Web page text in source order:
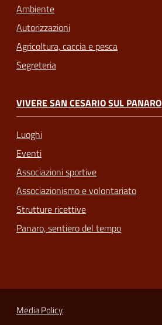
Ambiente
Autorizzazioni
Agricoltura, caccia e pesca
Segreteria
VIVERE SAN CESARIO SUL PANARO
Luoghi
Eventi
Associazioni sportive
Associazionismo e volontariato
Strutture ricettive
Panaro, sentiero del tempo
Media Policy